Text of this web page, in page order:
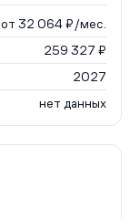
от 32 064 ₽/мес.
259 327 ₽
2027
нет данных